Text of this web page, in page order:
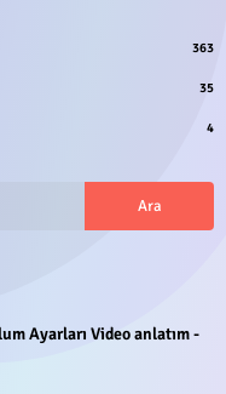
363
35
4
Ayarları Video anlatım -